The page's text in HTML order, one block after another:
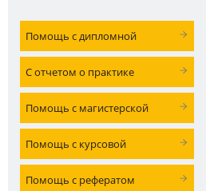
Помощь с дипломной
С отчетом о практике
Помощь с магистерской
Помощь с курсовой
Помощь с рефератом